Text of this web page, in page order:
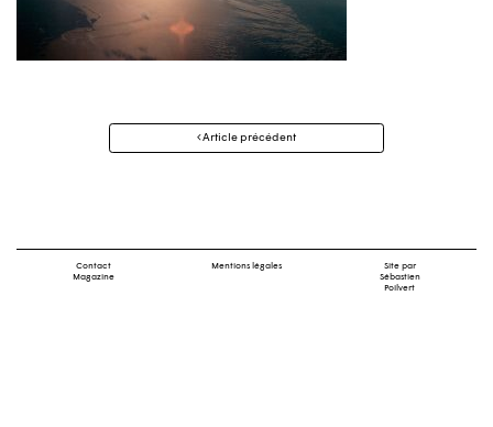
Navigation
Article précédent
Contact
Magazine
Mentions légales
Site par
Sébastien
Poilvert